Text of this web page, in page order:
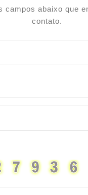
campos abaixo que
contato.